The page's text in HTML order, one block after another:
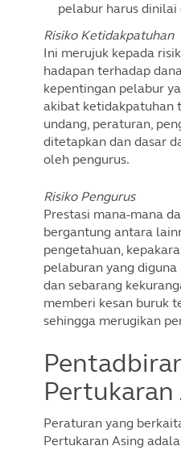
pelabur harus
Risiko Ketidakpatuhan
Ini merujuk kepada
hadapan terhadap
kepentingan pelabur
akibat ketidakpatuhan
undang, peraturan,
ditetapkan dan dasar
oleh pengurus.
Risiko Pengurus
Prestasi mana-mana
bergantung antara
pengetahuan,
pelaburan yang
dan sebarang
memberi kesan buruk
sehingga merugikan
Pertukaran
Peraturan yang
Pertukaran Asing